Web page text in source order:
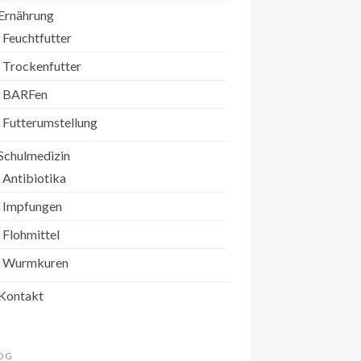
Feuchtfutter
Trockenfutter
BARFen
Futterumstellung
Antibiotika
Impfungen
Flohmittel
Wurmkuren